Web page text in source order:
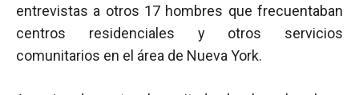
entrevistas a otros 17 hombres que frecuentaban
centros residenciales y otros servicios
comunitarios en el área de Nueva York.